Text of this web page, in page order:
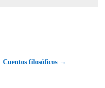
Cuentos filosóficos →